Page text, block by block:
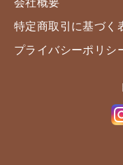
会社概要
特定商取引に基づく
プライバシーポリシ